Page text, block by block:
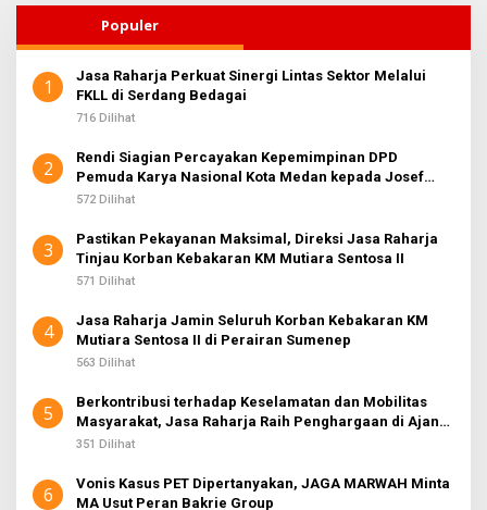
Populer
1
Jasa Raharja Perkuat Sinergi Lintas Sektor Melalui
FKLL di Serdang Bedagai
716 Dilihat
2
Rendi Siagian Percayakan Kepemimpinan DPD
Pemuda Karya Nasional Kota Medan kepada Josef
Sembiring
572 Dilihat
3
Pastikan Pekayanan Maksimal, Direksi Jasa Raharja
Tinjau Korban Kebakaran KM Mutiara Sentosa II
571 Dilihat
4
Jasa Raharja Jamin Seluruh Korban Kebakaran KM
Mutiara Sentosa II di Perairan Sumenep
563 Dilihat
5
Berkontribusi terhadap Keselamatan dan Mobilitas
Masyarakat, Jasa Raharja Raih Penghargaan di Ajang
Transportasi Indonesia Awards 2026
351 Dilihat
6
Vonis Kasus PET Dipertanyakan, JAGA MARWAH Minta
MA Usut Peran Bakrie Group